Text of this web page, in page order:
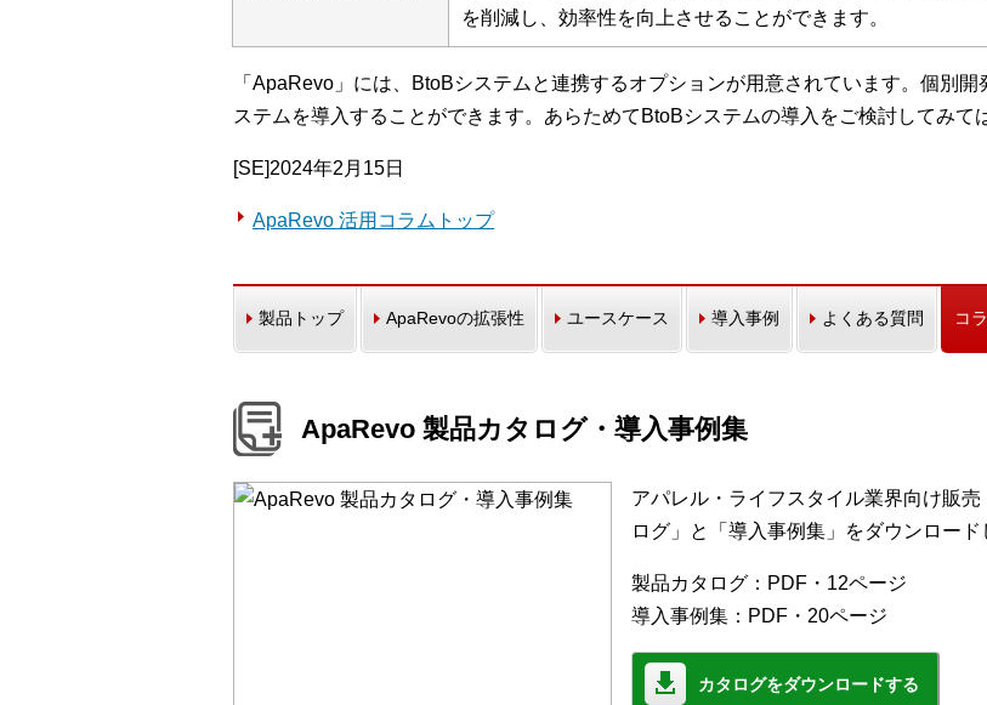
を削減し、効率性を向上させることができます。
「ApaRevo」には、BtoBシステムと連携するオプションが用意されています。個別
ステムを導入することができます。あらためてBtoBシステムの導入をご検討してみて
[SE]2024年2月15日
ApaRevo 活用コラムトップ
製品トップ ApaRevoの拡張性 ユースケース 導入事例 よくある質問 コ
ApaRevo 製品カタログ・導入事例集
アパレル・ライフスタイル業界向け販
ログ」と「導入事例集」をダウンロード
製品カタログ：PDF・12ページ
導入事例集：PDF・20ページ
カタログをダウンロードする